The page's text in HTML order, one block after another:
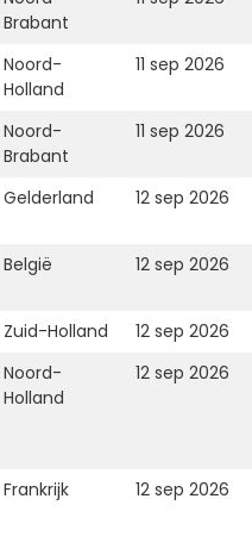
Brabant
Noord-
Holland
11 sep 2026
Noord-
Brabant
11 sep 2026
Gelderland 12 sep 2026
België 12 sep 2026
Zuid-Holland
12 sep 2026
Noord-
Holland
12 sep 2026
Frankrijk 12 sep 2026